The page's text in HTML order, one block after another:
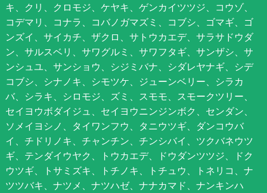
キ、クリ、クロモジ、ケヤキ、ゲンカイツツジ、コウゾ、
コデマリ、コナラ、コバノガマズミ、コブシ、ゴマギ、ゴ
ンズイ、サイカチ、ザクロ、サトウカエデ、サラサドウダ
ン、サルスベリ、サワグルミ、サワフタギ、サンザシ、サ
ンシュユ、サンショウ、シジミバナ、シダレヤナギ、シデ
コブシ、シナノキ、シモツケ、ジューンベリー、シラカ
バ、シラキ、シロモジ、ズミ、スモモ、スモークツリー、
セイヨウボダイジュ、セイヨウニンジンボク、センダン、
ソメイヨシノ、タイワンフウ、タニウツギ、ダンコウバ
イ、チドリノキ、チャンチン、チンシバイ、ツクバネウツ
ギ、テンダイウヤク、トウカエデ、ドウダンツツジ、ドク
ウツギ、トサミズキ、トチノキ、トチュウ、トネリコ、ナ
ツツバキ、ナツメ、ナツハゼ、ナナカマド、ナンキンハ